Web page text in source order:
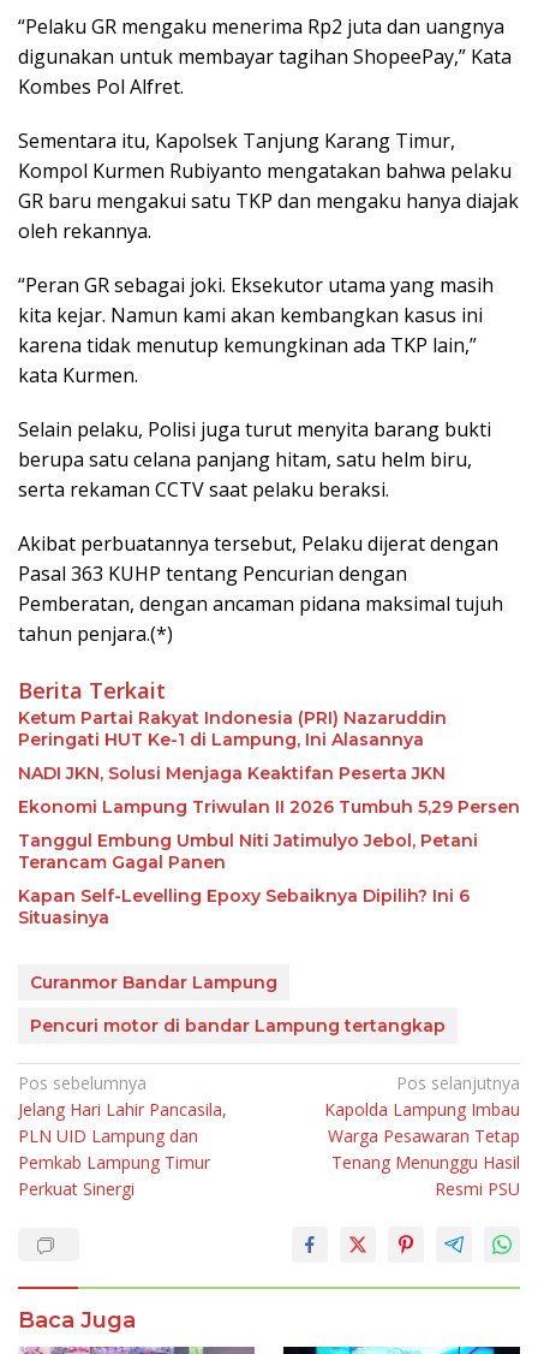
“Pelaku GR mengaku menerima Rp2 juta dan uangnya
digunakan untuk membayar tagihan ShopeePay,” Kata
Kombes Pol Alfret.
Sementara itu, Kapolsek Tanjung Karang Timur,
Kompol Kurmen Rubiyanto mengatakan bahwa pelaku
GR baru mengakui satu TKP dan mengaku hanya diajak
oleh rekannya.
“Peran GR sebagai joki. Eksekutor utama yang masih
kita kejar. Namun kami akan kembangkan kasus ini
karena tidak menutup kemungkinan ada TKP lain,”
kata Kurmen.
Selain pelaku, Polisi juga turut menyita barang bukti
berupa satu celana panjang hitam, satu helm biru,
serta rekaman CCTV saat pelaku beraksi.
Akibat perbuatannya tersebut, Pelaku dijerat dengan
Pasal 363 KUHP tentang Pencurian dengan
Pemberatan, dengan ancaman pidana maksimal tujuh
tahun penjara.(*)
Berita Terkait
Ketum Partai Rakyat Indonesia (PRI) Nazaruddin
Peringati HUT Ke-1 di Lampung, Ini Alasannya
NADI JKN, Solusi Menjaga Keaktifan Peserta JKN
Ekonomi Lampung Triwulan II 2026 Tumbuh 5,29 Persen
Tanggul Embung Umbul Niti Jatimulyo Jebol, Petani
Terancam Gagal Panen
Kapan Self-Levelling Epoxy Sebaiknya Dipilih? Ini 6
Situasinya
Curanmor Bandar Lampung
Pencuri motor di bandar Lampung tertangkap
Navigasi
pos
Pos sebelumnya
Jelang Hari Lahir Pancasila,
PLN UID Lampung dan
Pemkab Lampung Timur
Perkuat Sinergi
Pos selanjutnya
Kapolda Lampung Imbau
Warga Pesawaran Tetap
Tenang Menunggu Hasil
Resmi PSU
Baca Juga